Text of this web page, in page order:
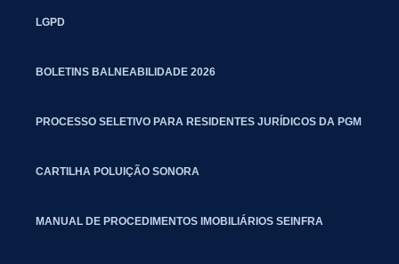
LGPD
BOLETINS BALNEABILIDADE 2026
PROCESSO SELETIVO PARA RESIDENTES JURÍDICOS DA PGM
CARTILHA POLUIÇÃO SONORA
MANUAL DE PROCEDIMENTOS IMOBILIÁRIOS SEINFRA